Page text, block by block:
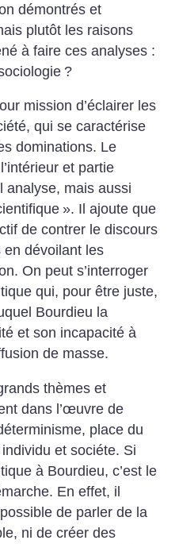
démontrés et
plutôt les raisons
à faire ces analyses :
?
mission d’éclairer les
qui se caractérise
dominations. Le
et partie
analyse, mais aussi
». Il ajoute que
de contrer le discours
en dévoilant les
On peut s’interroger
qui, pour être juste,
Bourdieu la
et son incapacité à
de masse.
thèmes et
dans l’œuvre de
place du
et sociéte. Si
à Bourdieu, c’est le
En effet, il
de parler de la
ni de créer des